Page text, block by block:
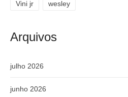
Vini jr wesley
Arquivos
julho 2026
junho 2026